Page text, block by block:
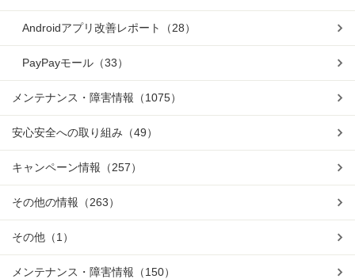
Androidアプリ改善レポート （28）
PayPayモール （33）
メンテナンス・障害情報 （1075）
安心安全への取り組み （49）
キャンペーン情報 （257）
その他の情報 （263）
その他 （1）
メンテナンス・障害情報 （150）